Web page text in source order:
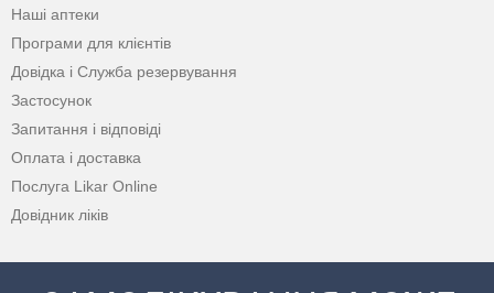
Наші аптеки
Програми для клієнтів
Довідка і Служба резервування
Застосунок
Запитання і відповіді
Оплата і доставка
Послуга Likar Online
Довідник ліків